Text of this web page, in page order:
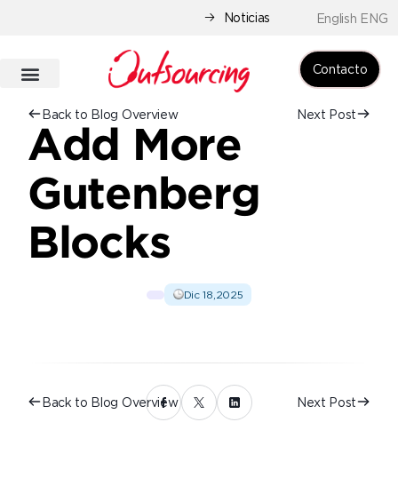
Noticias English ENG
Contacto
Back to Blog Overview Next Post
Add More
Gutenberg
Blocks
Dic 18,2025
Back to Blog Overview Next Post